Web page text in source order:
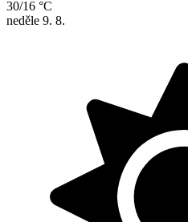
30/16 °C
neděle 9. 8.